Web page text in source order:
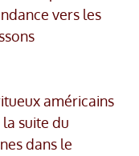
vers les
américains
suite du
dans le